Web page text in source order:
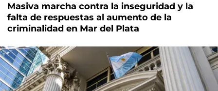
Masiva marcha contra la inseguridad y la
falta de respuestas al aumento de la
criminalidad en Mar del Plata